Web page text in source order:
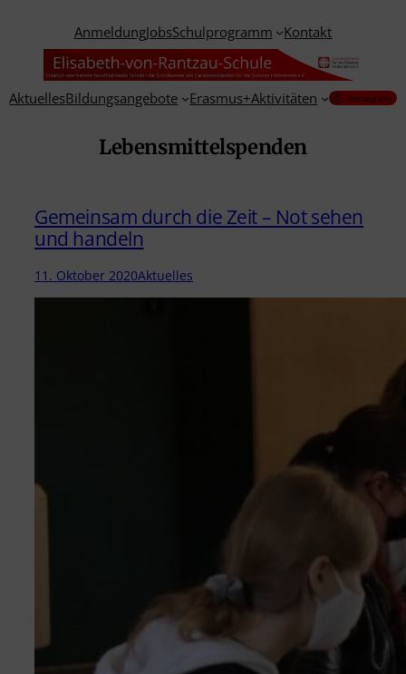
springen
AnmeldungJobsSchulprogramm Kontakt
AktuellesBildungsangebote Erasmus+Aktivitäten Instagram
Lebensmittelspenden
Gemeinsam durch die Zeit – Not sehen
und handeln
11. Oktober 2020Aktuelles